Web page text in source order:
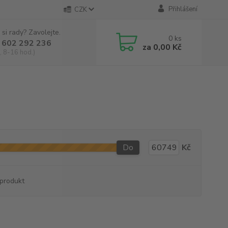
CZK Přihlášení
rady? Zavolejte.
292 236
8-16 hod.)
0 ks
za 0,00 Kč
Do Kč